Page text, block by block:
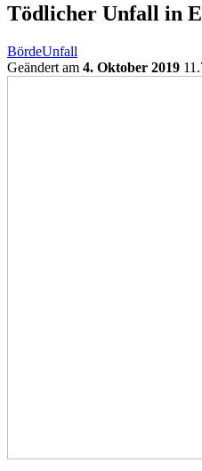
Tödlicher Unfall in
BördeUnfall
Geändert am 4. Oktober 2019